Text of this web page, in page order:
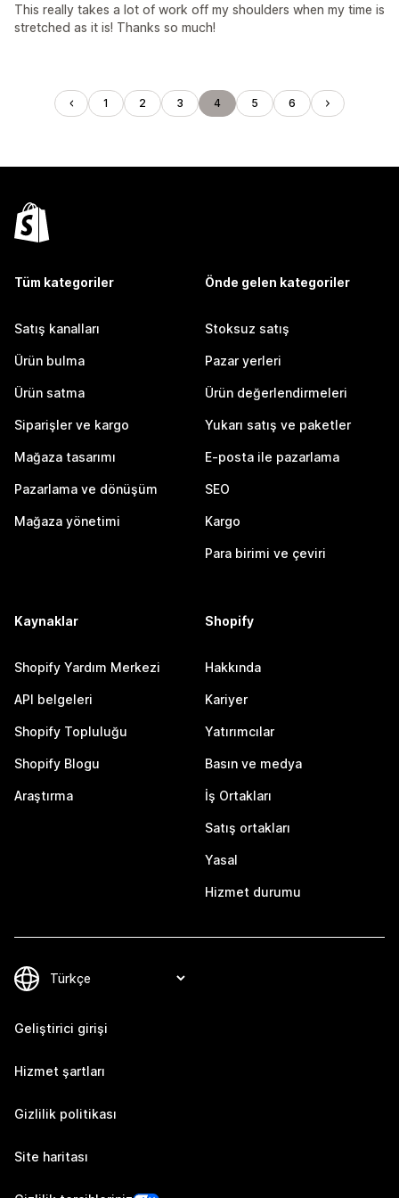
This really takes a lot of work off my shoulders when my time is
stretched as it is! Thanks so much!
1 2 3 4 5 6
Tüm kategoriler
Satış kanalları
Ürün bulma
Ürün satma
Siparişler ve kargo
Mağaza tasarımı
Pazarlama ve dönüşüm
Mağaza yönetimi
Önde gelen kategoriler
Stoksuz satış
Pazar yerleri
Ürün değerlendirmeleri
Yukarı satış ve paketler
E-posta ile pazarlama
SEO
Kargo
Para birimi ve çeviri
Kaynaklar
Shopify Yardım Merkezi
API belgeleri
Shopify Topluluğu
Shopify Blogu
Araştırma
Shopify
Hakkında
Kariyer
Yatırımcılar
Basın ve medya
İş Ortakları
Satış ortakları
Yasal
Hizmet durumu
Geliştirici girişi
Hizmet şartları
Gizlilik politikası
Site haritası